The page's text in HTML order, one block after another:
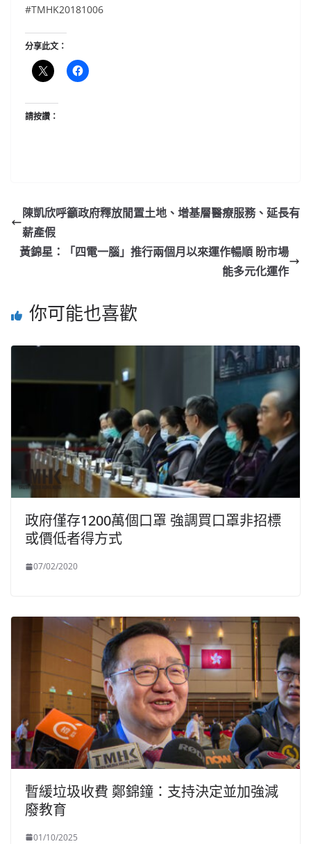
#TMHK20181006
分享此文：
請按讚：
陳凱欣呼籲政府釋放閒置土地、增基層醫療服務、延長有
薪產假
黃錦星：「四電一腦」推行兩個月以來運作暢順 盼市場
能多元化運作
你可能也喜歡
政府僅存1200萬個口罩 強調買口罩非招標
或價低者得方式
07/02/2020
暫緩垃圾收費 鄭錦鐘：支持決定並加強減
廢教育
01/10/2025